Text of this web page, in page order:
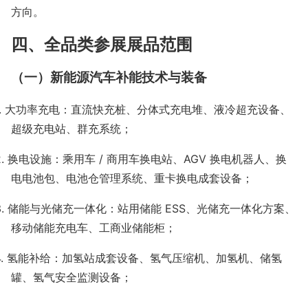
方向。
四、全品类参展展品范围
（一）新能源汽车补能技术与装备
大功率充电：直流快充桩、分体式充电堆、液冷超充设备、
超级充电站、群充系统；
换电设施：乘用车 / 商用车换电站、 AGV 换电机器人、换
电电池包、电池仓管理系统、重卡换电成套设备；
储能与光储充一体化：站用储能 ESS、光储充一体化方案、
移动储能充电车、工商业储能柜；
氢能补给：加氢站成套设备、氢气压缩机、加氢机、储氢
罐、氢气安全监测设备；